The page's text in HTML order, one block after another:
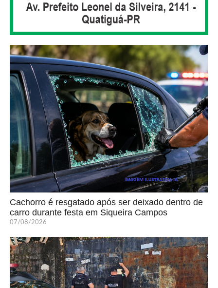
Cachorro é resgatado após ser deixado dentro de
carro durante festa em Siqueira Campos
07/08/2026